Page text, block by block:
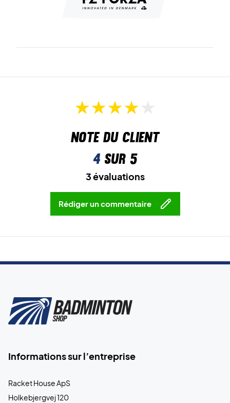
Note du client
4 sur 5
3 évaluations
Rédiger un commentaire
Informations sur l’entreprise
Racket House ApS
Holkebjergvej 120